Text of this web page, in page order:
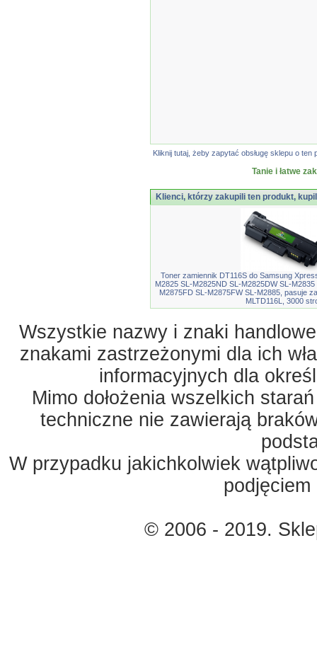
Kliknij tutaj, żeby zapytać obsługę sklepu o
Tanie i łatwe
Klienci, którzy zakupili ten produkt,
Toner zamiennik DT116S do Samsung
M2825 SL-M2825ND SL-M2825DW SL-
M2875FD SL-M2875FW SL-M2885, pasuje
MLTD116L, 3000
Wszystkie nazwy i znaki
znakami zastrzeżonymi dla ich
informacyjnych dla
Mimo dołożenia wszelkich
techniczne nie zawierają
W przypadku jakichkolwiek
© 2006 - 2019.